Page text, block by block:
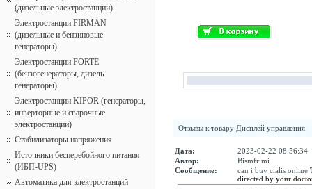
(дизельные электростанции)
Электростанции FIRMAN
(дизельные и бензиновые
генераторы)
Электростанции FORTE
(бензогенераторы, дизель
генераторы)
Электростанции KIPOR (генераторы,
инверторные и сварочные
электростанции)
Стабилизаторы напряжения
Источники бесперебойного питания
(ИБП-UPS)
Автоматика для электростанций
Отзывы к товару Дисплей управления:
Дата:
2023-02-22 08:56:34
Автор:
Bismfrimi
Сообщение:
can i buy cialis online
directed by your